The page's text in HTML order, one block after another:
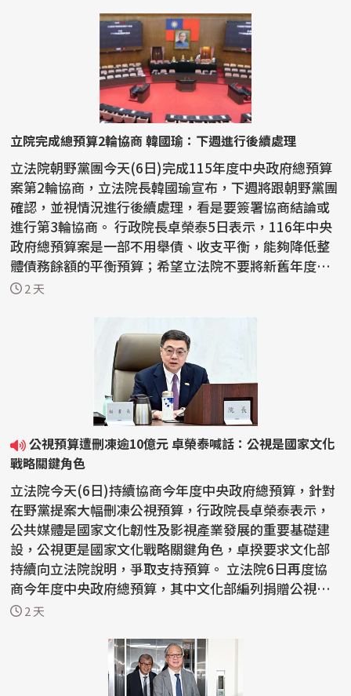
立院完成總預算2輪協商 韓國瑜：下週進行後續處理
立法院朝野黨團今天(6日)完成115年度中央政府總預算
案第2輪協商，立法院長韓國瑜宣布，下週將跟朝野黨團
確認，並視情況進行後續處理，看是要簽署協商結論或
進行第3輪協商。 行政院長卓榮泰5日表示，116年中央
政府總預算案是一部不用舉債、收支平衡，能夠降低整
體債務餘額的平衡預算；希望立法院不要將新舊年度的
預算擺...
2 天
公視預算遭刪凍逾10億元 卓榮泰喊話：公視是國家文化
戰略關鍵角色
立法院今天(6日)持續協商今年度中央政府總預算，針對
在野黨提案大幅刪凍公視預算，行政院長卓榮泰表示，
公共媒體是國家文化韌性及影視產業發展的重要基礎建
設，公視更是國家文化戰略關鍵角色，卓揆要求文化部
持續向立法院說明，爭取支持預算。 立法院6日再度協
商今年度中央政府總預算，其中文化部編列捐贈公視基
金會...
2 天